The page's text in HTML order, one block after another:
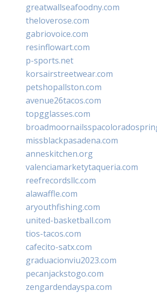
greatwallseafoodny.com
theloverose.com
gabriovoice.com
resinflowart.com
p-sports.net
korsairstreetwear.com
petshopallston.com
avenue26tacos.com
topgglasses.com
missblackpasadena.com
anneskitchen.org
valenciamarketytaqueria.com
reefrecordsllc.com
alawaffle.com
aryouthfishing.com
united-basketball.com
tios-tacos.com
cafecito-satx.com
graduacionviu2023.com
pecanjackstogo.com
zengardendayspa.com